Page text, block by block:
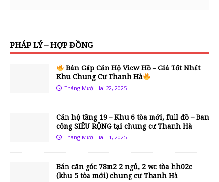
PHÁP LÝ – HỢP ĐỒNG
Bán Gấp Căn Hộ View Hồ – Giá Tốt Nhất
Khu Chung Cư Thanh Hà
Tháng Mười Hai 22, 2025
Căn hộ tầng 19 – Khu 6 tòa mới, full đồ – Ban
công SIÊU RỘNG tại chung cư Thanh Hà
Tháng Mười Hai 11, 2025
Bán căn góc 78m2 2 ngủ, 2 wc tòa hh02c
(khu 5 tòa mới) chung cư Thanh Hà